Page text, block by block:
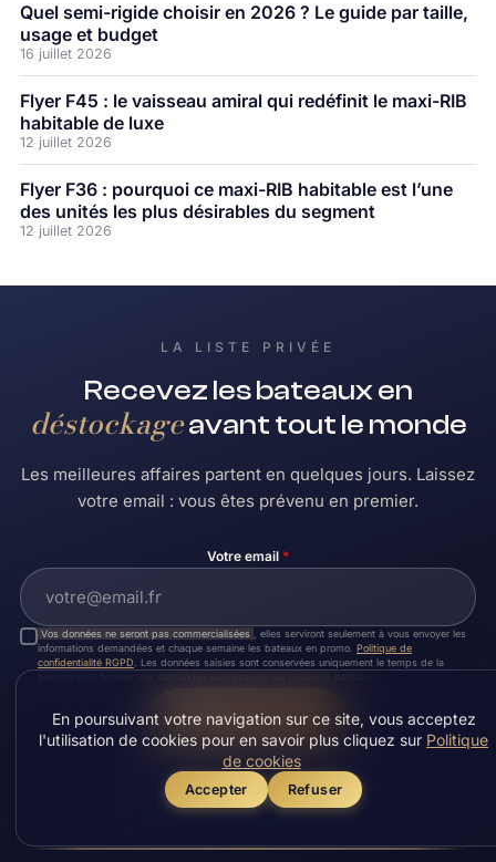
En poursuivant votre navigation sur ce site, vous acceptez
l'utilisation de cookies pour en savoir plus cliquez sur Politique
de cookies
Accepter Refuser
Quel semi-rigide choisir en 2026 ? Le guide par taille,
usage et budget
16 juillet 2026
Flyer F45 : le vaisseau amiral qui redéfinit le maxi-RIB
habitable de luxe
12 juillet 2026
Flyer F36 : pourquoi ce maxi-RIB habitable est l’une
des unités les plus désirables du segment
12 juillet 2026
LA LISTE PRIVÉE
Recevez les bateaux en
déstockageavant tout le monde
Les meilleures affaires partent en quelques jours. Laissez
votre email : vous êtes prévenu en premier.
Votre email *
Vos données ne seront pas commercialisées
, elles serviront seulement à vous envoyer les
informations demandées et chaque semaine les bateaux en promo. Politique de
confidentialité RGPD . Les données saisies sont conservées uniquement le temps de la
Je m'inscris
DÉSINSCRIPTION EN UN CLIC